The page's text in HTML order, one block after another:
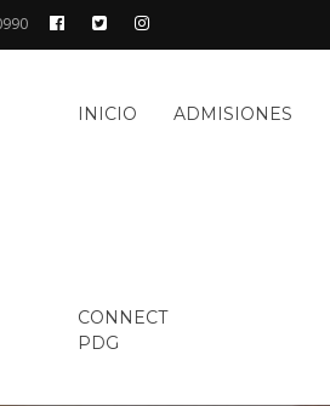
INICIO ADMISIONES
CONNECT
PDG